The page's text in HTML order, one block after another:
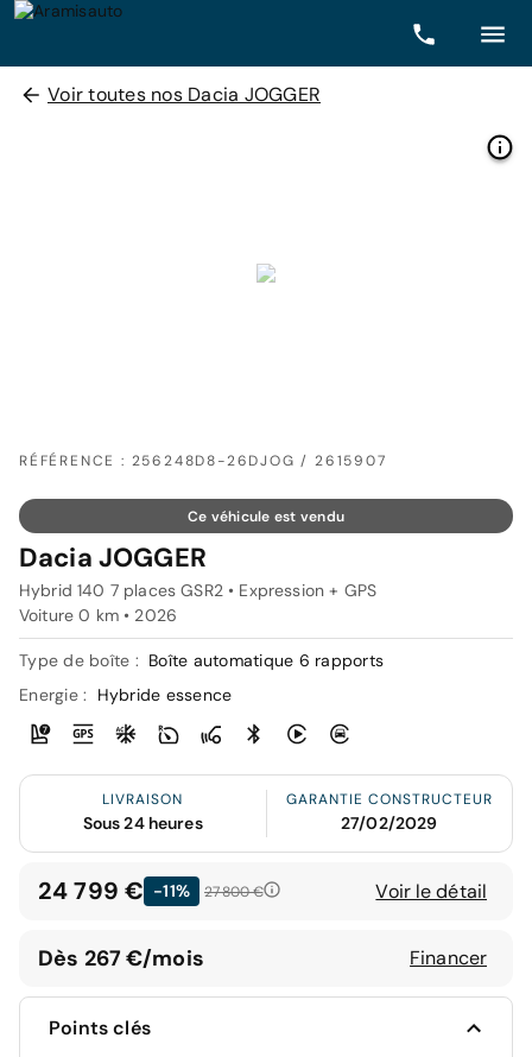
Voir toutes nos Dacia JOGGER
RÉFÉRENCE : 256248D8-26DJOG / 2615907
Ce véhicule est vendu
Dacia JOGGER
Hybrid 140 7 places GSR2 • Expression + GPS
Voiture 0 km • 2026
Type de boîte : Boîte automatique 6 rapports
Energie :
Hybride essence
LIVRAISON
Sous 24 heures
GARANTIE CONSTRUCTEUR
27/02/2029
24 799 € -11% 27 800 € Voir le détail
Dès 267 €/mois Financer
Points clés